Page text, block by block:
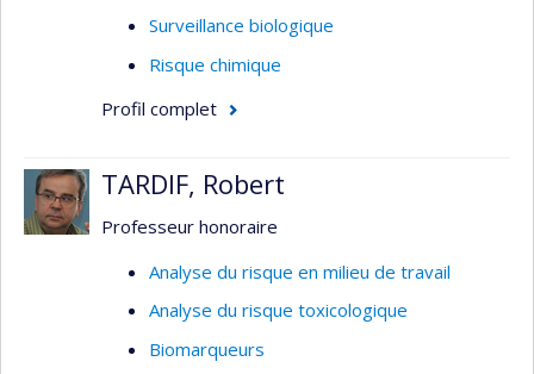
Surveillance biologique
Risque chimique
Profil complet
TARDIF, Robert
Professeur honoraire
Analyse du risque en milieu de travail
Analyse du risque toxicologique
Biomarqueurs